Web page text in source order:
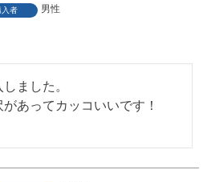
入者
男性
ました。
あってカッコいいです！